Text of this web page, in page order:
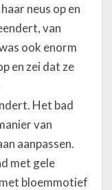
neus op en
van
ook enorm
en zei dat ze
Het bad
van
aanpassen.
met gele
bloemmotief